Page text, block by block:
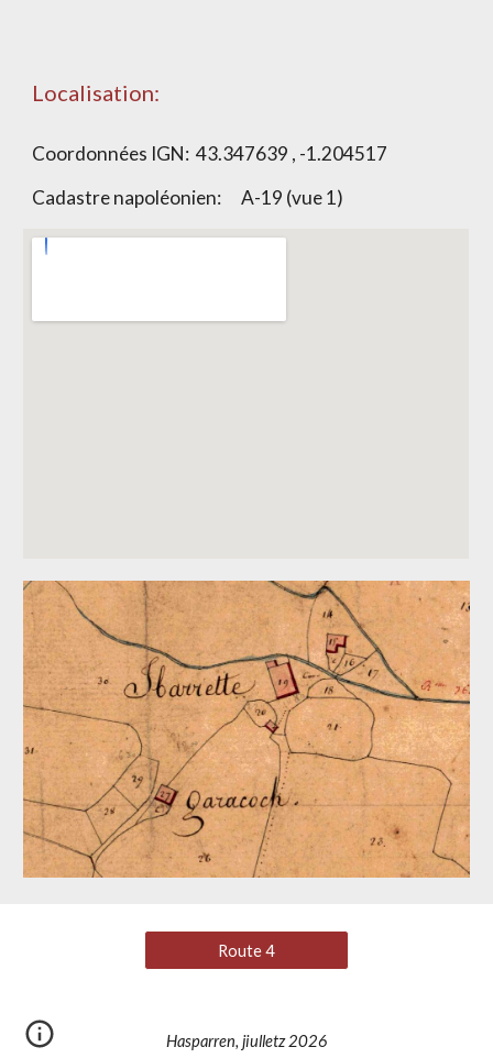
Localisation:
Coordonnées IGN:43.347639 , -1.204517
Cadastre napoléonien:
A-19 (vue 1)
Route 4
Hasparren, jiulletz 2026